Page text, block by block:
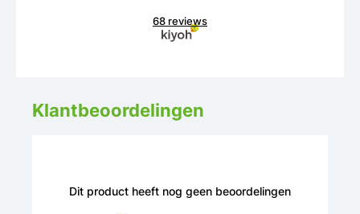
68 reviews
Klantbeoordelingen
Dit product heeft nog geen beoordelingen